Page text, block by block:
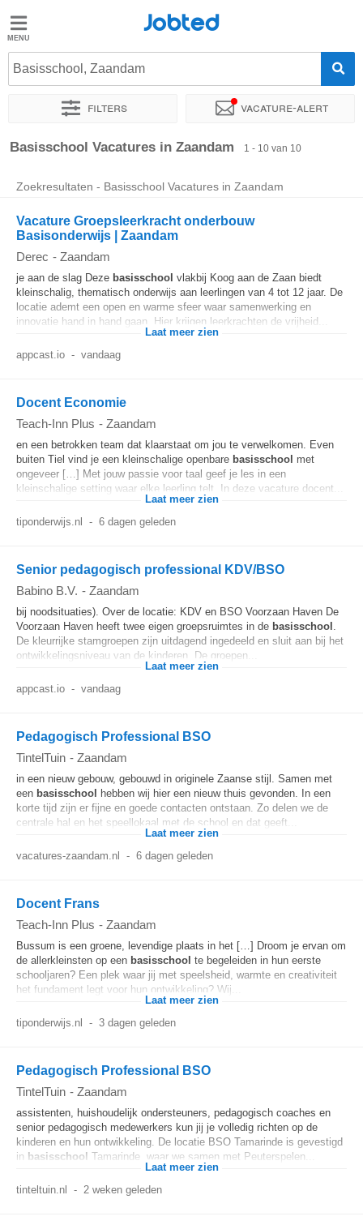
Jobted
Vacatures
Salarissen
Jobted
Basisschool, Zaandam
Filters Vacature-alert
Sorteer op Exacte locatie Bedrijf Uitzendbureau
Basisschool Vacatures in Zaandam 1 - 10 van 10
Zoekresultaten - Basisschool Vacatures in Zaandam
Vacature Groepsleerkracht onderbouw
Basisonderwijs | Zaandam
Derec - Zaandam
je aan de slag Deze basisschool vlakbij Koog aan de Zaan biedt
kleinschalig, thematisch onderwijs aan leerlingen van 4 tot 12 jaar. De
locatie ademt een open en warme sfeer waar samenwerking en
innovatie hand in hand gaan. Hier krijgen leerkrachten de vrijheid...
Laat meer zien
appcast.io - vandaag
Docent Economie
Teach-Inn Plus - Zaandam
en een betrokken team dat klaarstaat om jou te verwelkomen. Even
buiten Tiel vind je een kleinschalige openbare basisschool met
ongeveer […] Met jouw passie voor taal geef je les in een
kleinschalige setting waar elke leerling telt. In deze vacature docent...
Laat meer zien
tiponderwijs.nl - 6 dagen geleden
Senior pedagogisch professional KDV/BSO
Babino B.V. - Zaandam
bij noodsituaties). Over de locatie: KDV en BSO Voorzaan Haven De
Voorzaan Haven heeft twee eigen groepsruimtes in de basisschool .
De kleurrijke stamgroepen zijn uitdagend ingedeeld en sluit aan bij het
ontwikkelingsniveau van de kinderen. De groepen...
Laat meer zien
appcast.io - vandaag
Pedagogisch Professional BSO
TintelTuin - Zaandam
in een nieuw gebouw, gebouwd in originele Zaanse stijl. Samen met
een basisschool
hebben wij hier een nieuw thuis gevonden. In een
korte tijd zijn er fijne en goede contacten ontstaan. Zo delen we de
centrale hal en het speellokaal met de school en dat geeft...
Laat meer zien
vacatures-zaandam.nl - 6 dagen geleden
Docent Frans
Teach-Inn Plus - Zaandam
Bussum is een groene, levendige plaats in het […] Droom je ervan om
de allerkleinsten op een basisschool te begeleiden in hun eerste
schooljaren? Een plek waar jij met speelsheid, warmte en creativiteit
het fundament legt voor hun ontwikkeling? Wij...
Laat meer zien
tiponderwijs.nl - 3 dagen geleden
Pedagogisch Professional BSO
TintelTuin - Zaandam
assistenten, huishoudelijk ondersteuners, pedagogisch coaches en
senior pedagogisch medewerkers kun jij je volledig richten op de
kinderen en hun ontwikkeling. De locatie BSO Tamarinde is gevestigd
in basisschool Tamarinde, waar we samen met Peuterspelen...
Laat meer zien
tinteltuin.nl - 2 weken geleden